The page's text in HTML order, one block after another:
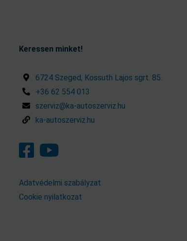
Keressen minket!
6724 Szeged, Kossuth Lajos sgrt. 85.
+36 62 554 013
szerviz@ka-autoszerviz.hu
ka-autoszerviz.hu
Adatvédelmi szabályzat
Cookie nyilatkozat